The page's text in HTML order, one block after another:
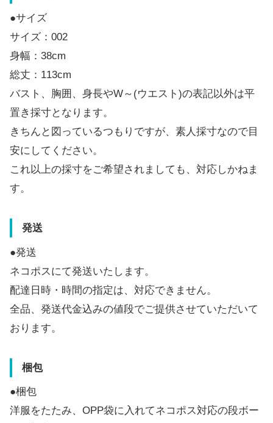
●サイズ
サイズ：002
身幅：38cm
総丈：113cm
バスト、胸囲、身長やW～(ウエスト)の表記以外は平
置き採寸となります。
きちんと図っているつもりですが、素人採寸なので目
安にしてください。
これ以上の採寸をご希望されましても、対応しかねま
す。
発送
●発送
ネコポスにて発送いたします。
配達日時・時間の指定は、対応できません。
全品、発送代金込みの値段でご提供させていただいて
おります。
梱包
●梱包
洋服をたたみ、OPP袋に入れてネコポス対応の段ボー